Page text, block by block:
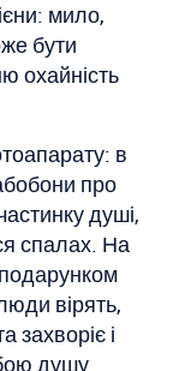
мило,
бути
охайність
в
про
душі,
спалах. На
подарунком
вірять,
захворіє і
душу